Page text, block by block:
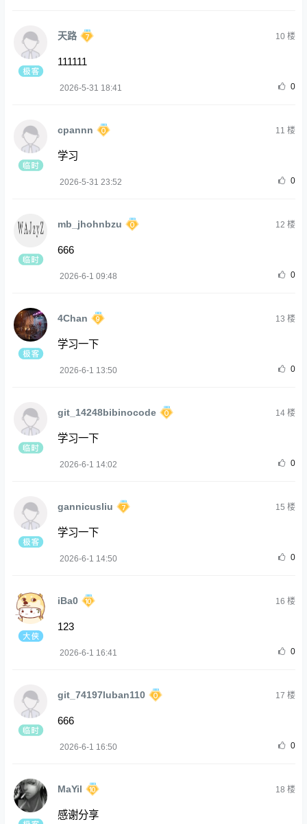
天路 10楼
111111
2026-5-31 18:41 0
cpannn 11 楼
学习
2026-5-31 23:52 0
mb_jhohnbzu 12 楼
666
2026-6-1 09:48 0
4Chan 13 楼
学习一下
2026-6-1 13:50 0
git_14248bibinocode 14楼
学习一下
2026-6-1 14:02 0
gannicusliu 15 楼
学习一下
2026-6-1 14:50 0
iBa0 16 楼
123
2026-6-1 16:41 0
git_74197luban110 17 楼
666
2026-6-1 16:50 0
MaYil 18 楼
感谢分享